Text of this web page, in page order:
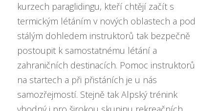
kurzech paraglidingu, kteří chtějí začít s
termickým létáním v nových oblastech a pod
stálým dohledem instruktorů tak bezpečně
postoupit k samostatnému létání a
zahraničních destinacích. Pomoc instruktorů
na startech a při přistáních je u nás
samozřejmostí. Stejně tak Alpský trénink